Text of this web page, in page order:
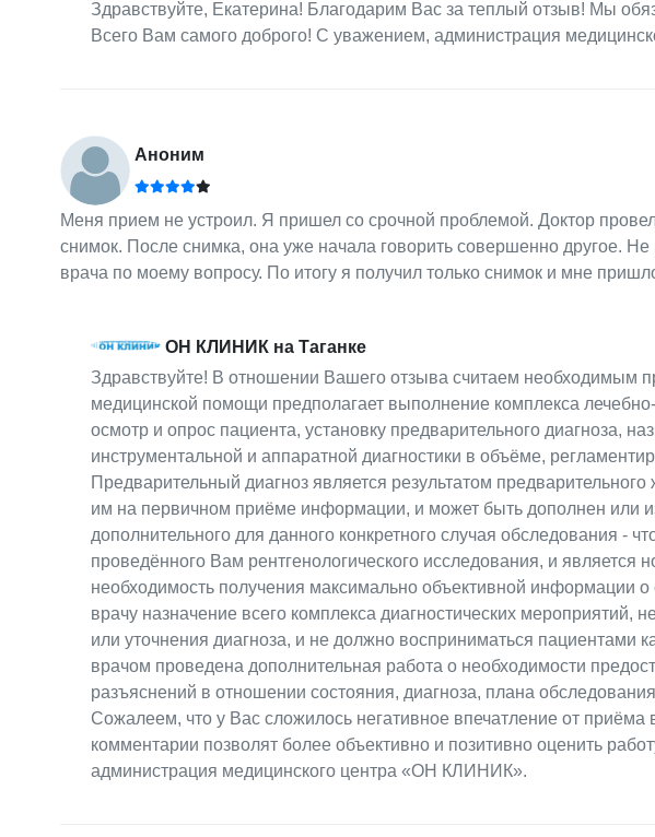
Здравствуйте, Екатерина! Благодарим Вас за теплый отзыв! Мы
Всего Вам самого доброго! С уважением, администрация
Аноним
Меня прием не устроил. Я пришел со срочной проблемой. Доктор
снимок. После снимка, она уже начала говорить совершенно другое.
врача по моему вопросу. По итогу я получил только снимок и мне
ОН КЛИНИК на Таганке
Здравствуйте! В отношении Вашего отзыва считаем необходимым
медицинской помощи предполагает выполнение комплекса
осмотр и опрос пациента, установку предварительного диагноза,
инструментальной и аппаратной диагностики в объёме,
Предварительный диагноз является результатом
им на первичном приёме информации, и может быть дополнен или
дополнительного для данного конкретного случая обследования -
проведённого Вам рентгенологического исследования, и
необходимость получения максимально объективной информации о
врачу назначение всего комплекса диагностических мероприятий,
или уточнения диагноза, и не должно восприниматься пациентами
врачом проведена дополнительная работа о необходимости
разъяснений в отношении состояния, диагноза, плана
Сожалеем, что у Вас сложилось негативное впечатление от
комментарии позволят более объективно и позитивно оценить
администрация медицинского центра «ОН КЛИНИК».